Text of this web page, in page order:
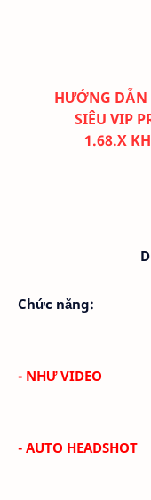
HƯỚNG DẪN
SIÊU VIP
1.68.X
Chức năng:
- NHƯ VIDEO
- AUTO HEADSHOT